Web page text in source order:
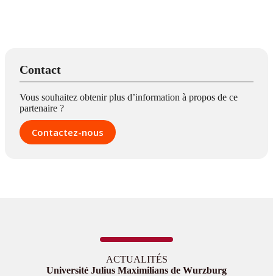
Contact
Vous souhaitez obtenir plus d’information à propos de ce
partenaire ?
Contactez-nous
ACTUALITÉS
Université Julius Maximilians de Wurzburg